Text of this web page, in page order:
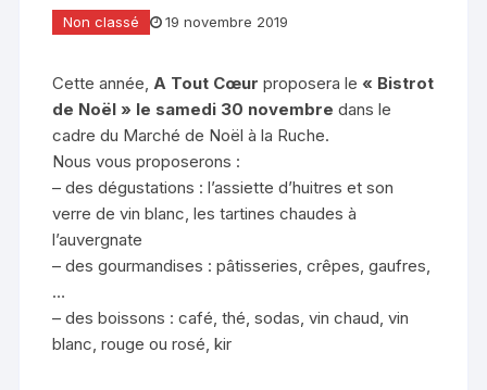
Non classé 19 novembre 2019
Cette année, A Tout Cœur proposera le« Bistrot
de Noël » le samedi 30 novembre dans le
cadre du Marché de Noël à la Ruche.
Nous vous proposerons :
– des dégustations : l’assiette d’huitres et son
verre de vin blanc, les tartines chaudes à
l’auvergnate
– des gourmandises : pâtisseries, crêpes, gaufres,
…
– des boissons : café, thé, sodas, vin chaud, vin
blanc, rouge ou rosé, kir